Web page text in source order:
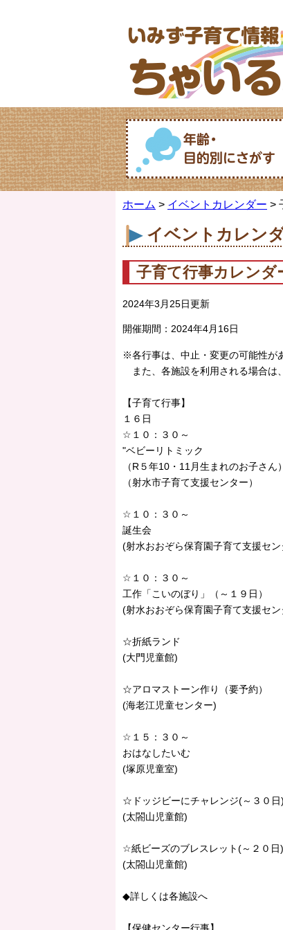
ホーム > イベントカレンダー >
イベントカレン
子育て行事カレンダ
2024年3月25日更新
開催期間： 2024年4月16日
※各行事は、中止・変更の可能性が
また、各施設を利用される場合は
【子育て行事】
１６日
☆１０：３０～
"ベビーリトミック
（R５年10・11月生まれのお子さん
（射水市子育て支援センター）
☆１０：３０～
誕生会
(射水おおぞら保育園子育て支援セン
☆１０：３０～
工作「こいのぼり」（～１９日）
(射水おおぞら保育園子育て支援セン
☆折紙ランド
(大門児童館)
☆アロマストーン作り（要予約）
(海老江児童センター)
☆１５：３０～
おはなしたいむ
(塚原児童室)
☆ドッジビーにチャレンジ(～３０日)
(太閤山児童館)
☆紙ビーズのブレスレット(～２０日)
(太閤山児童館)
◆詳しくは各施設へ
【保健センター行事】